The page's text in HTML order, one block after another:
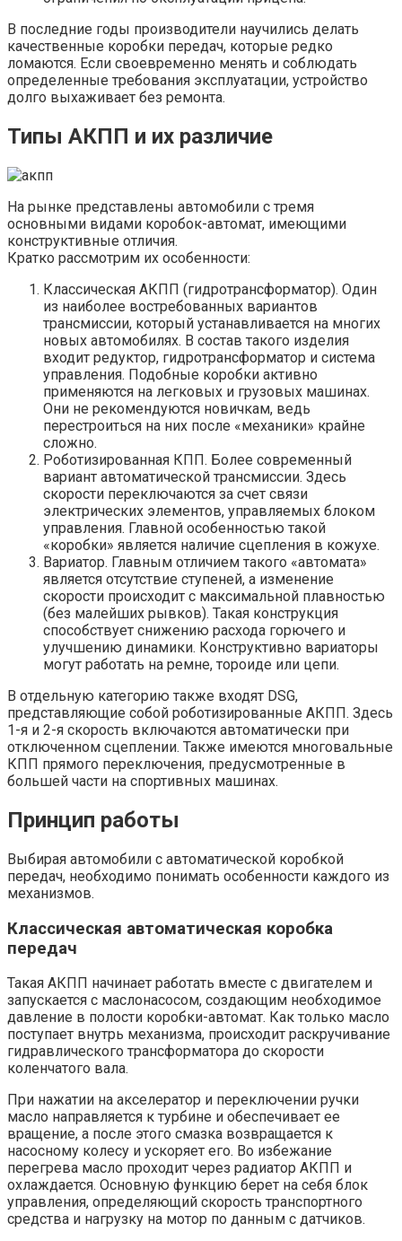
В последние годы производители научились делать
качественные коробки передач, которые редко
ломаются. Если своевременно менять и соблюдать
определенные требования эксплуатации, устройство
долго выхаживает без ремонта.
Типы АКПП и их различие
На рынке представлены автомобили с тремя
основными видами коробок-автомат, имеющими
конструктивные отличия.
Кратко рассмотрим их особенности:
Классическая АКПП (гидротрансформатор). Один
из наиболее востребованных вариантов
трансмиссии, который устанавливается на многих
новых автомобилях. В состав такого изделия
входит редуктор, гидротрансформатор и система
управления. Подобные коробки активно
применяются на легковых и грузовых машинах.
Они не рекомендуются новичкам, ведь
перестроиться на них после «механики» крайне
сложно.
Роботизированная КПП. Более современный
вариант автоматической трансмиссии. Здесь
скорости переключаются за счет связи
электрических элементов, управляемых блоком
управления. Главной особенностью такой
«коробки» является наличие сцепления в кожухе.
Вариатор. Главным отличием такого «автомата»
является отсутствие ступеней, а изменение
скорости происходит с максимальной плавностью
(без малейших рывков). Такая конструкция
способствует снижению расхода горючего и
улучшению динамики. Конструктивно вариаторы
могут работать на ремне, тороиде или цепи.
В отдельную категорию также входят DSG,
представляющие собой роботизированные АКПП. Здесь
1-я и 2-я скорость включаются автоматически при
отключенном сцеплении. Также имеются многовальные
КПП прямого переключения, предусмотренные в
большей части на спортивных машинах.
Принцип работы
Выбирая автомобили с автоматической коробкой
передач, необходимо понимать особенности каждого из
механизмов.
Классическая автоматическая коробка
передач
Такая АКПП начинает работать вместе с двигателем и
запускается с маслонасосом, создающим необходимое
давление в полости коробки-автомат. Как только масло
поступает внутрь механизма, происходит раскручивание
гидравлического трансформатора до скорости
коленчатого вала.
При нажатии на акселератор и переключении ручки
масло направляется к турбине и обеспечивает ее
вращение, а после этого смазка возвращается к
насосному колесу и ускоряет его. Во избежание
перегрева масло проходит через радиатор АКПП и
охлаждается. Основную функцию берет на себя блок
управления, определяющий скорость транспортного
средства и нагрузку на мотор по данным с датчиков.